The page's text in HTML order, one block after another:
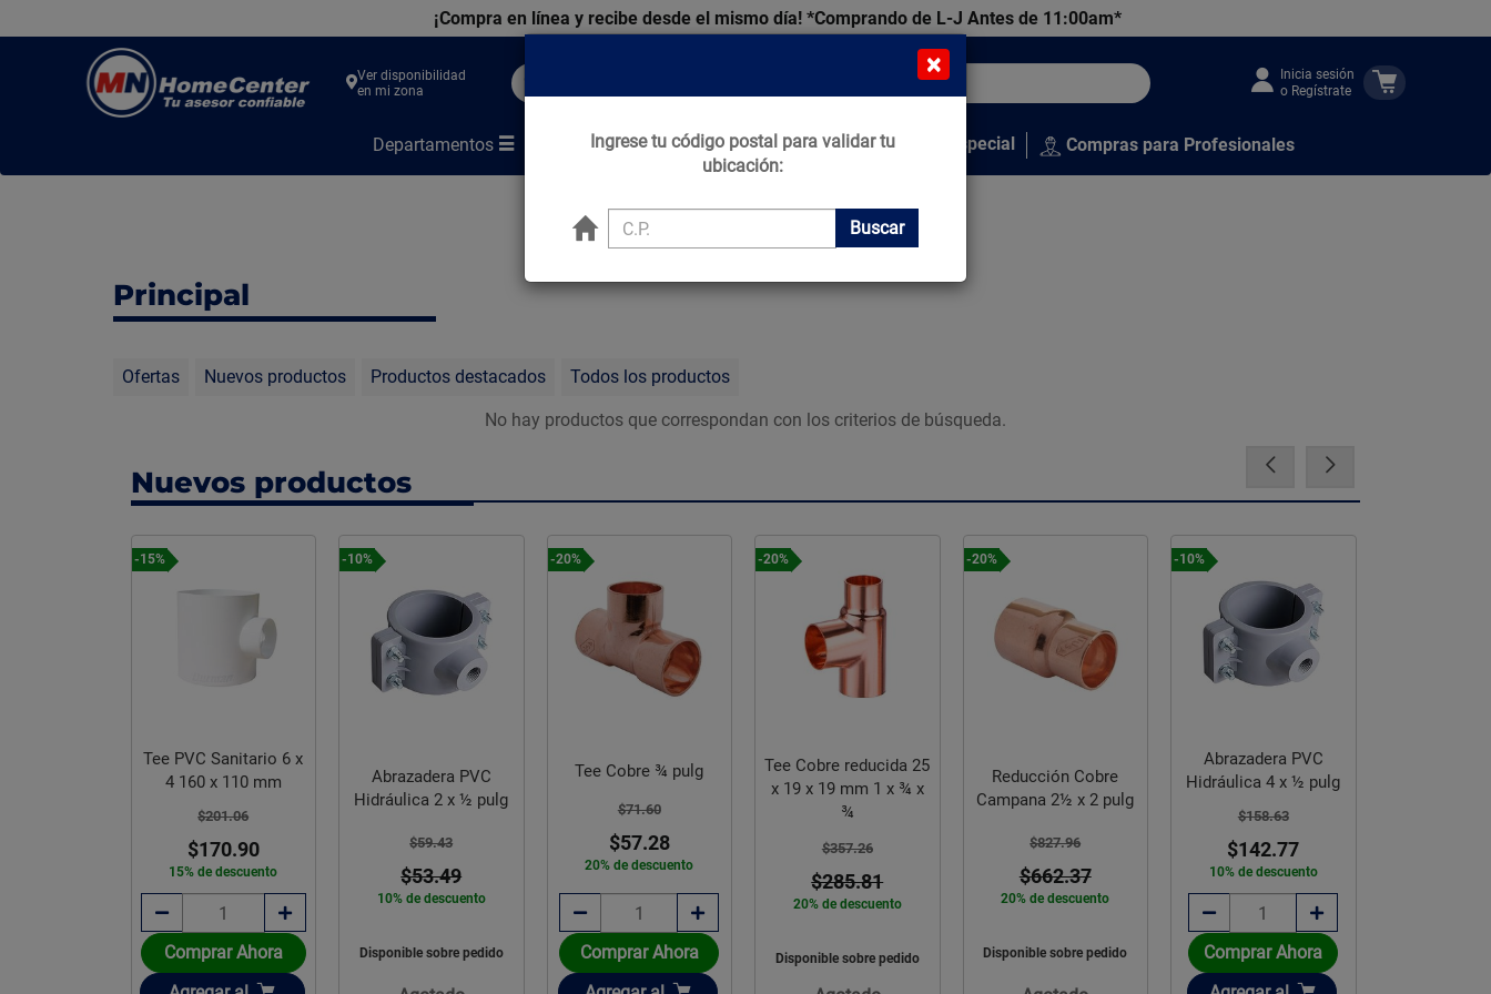
¡Compra en línea y recibe desde el mismo día! *Comprando de L-J Antes de 11:00am*
Center
Ver disponibilidad
en mi zona
Inicia sesión
o Regístrate
Departamentos Marcas Tips que Construyen Venta Especial Compras para Profesionales
Principal
Ofertas Nuevos productos Productos destacados Todos los productos
No hay productos que correspondan con los criterios de búsqueda.
Nuevos productos
-15%
Tee PVC Sanitario 6 x
4 160 x 110 mm
$201.06
$170.90
15% de descuento
Comprar Ahora
-10%
Abrazadera PVC
Hidráulica 2 x ½ pulg
$59.43
$53.49
10% de descuento
Disponible sobre pedido
-20%
Tee Cobre ¾ pulg
$71.60
$57.28
20% de descuento
Comprar Ahora
-20%
Tee Cobre reducida 25
x 19 x 19 mm 1 x ¾ x
¾
$357.26
$285.81
20% de descuento
Disponible sobre pedido
-20%
Reducción Cobre
Campana 2½ x 2 pulg
$827.96
$662.37
20% de descuento
Disponible sobre pedido
-10%
Abrazadera PVC
Hidráulica 4 x ½ pulg
$158.63
$142.77
10% de descuento
Comprar Ahora
×
Ingrese tu código postal para validar tu
ubicación:
Buscar